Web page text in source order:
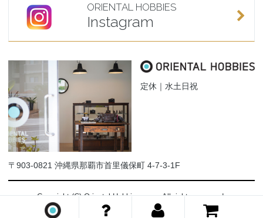
ORIENTAL HOBBIES
Instagram
定休｜水土日祝
〒903-0821 沖縄県那覇市首里儀保町 4-7-3-1F
Copyright (C) Oriental-Hobbies.com. All rights reserved.